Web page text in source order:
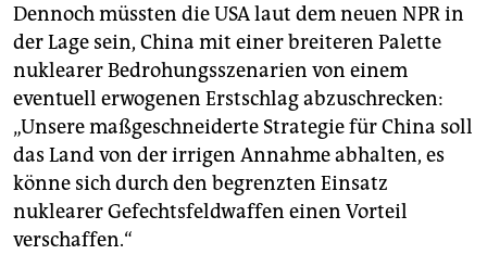
Dennoch müssten die USA laut dem neuen NPR in
der Lage sein, China mit einer breiteren Palette
nuklearer Bedrohungsszenarien von einem
eventuell erwogenen Erstschlag abzuschrecken:
„Unsere maßgeschneiderte Strategie für China soll
das Land von der irrigen Annahme abhalten, es
könne sich durch den begrenzten Einsatz
nuklearer Gefechtsfeldwaffen einen Vorteil
verschaffen.“